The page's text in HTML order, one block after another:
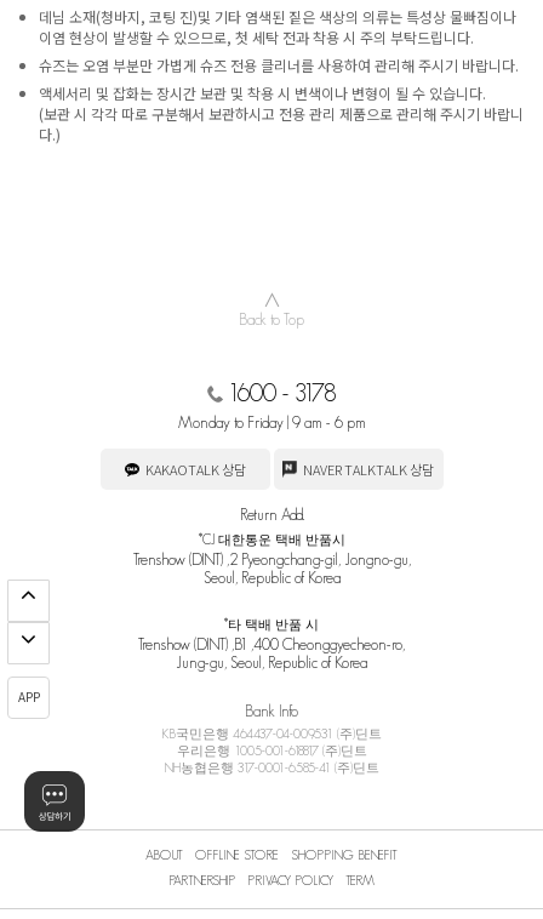
APP
데님 소재(청바지, 코팅 진)및 기타 염색된 짙은 색상의 의류는 특성상 물빠짐이나
이염 현상이 발생할 수 있으므로, 첫 세탁 전과 착용 시 주의 부탁드립니다.
슈즈는 오염 부분만 가볍게 슈즈 전용 클리너를 사용하여 관리해 주시기 바랍니다.
액세서리 및 잡화는 장시간 보관 및 착용 시 변색이나 변형이 될 수 있습니다.
(보관 시 각각 따로 구분해서 보관하시고 전용 관리 제품으로 관리해 주시기 바랍니
다.)
∧
Back to Top
1600 - 3178
Monday to Friday | 9 am - 6 pm
KAKAOTALK 상담 NAVER TALKTALK 상담
Return Add.
*CJ 대한통운 택배 반품시
Trenshow (DINT) ,2 Pyeongchang-gil, Jongno-gu,
Seoul, Republic of Korea
*타 택배 반품 시
Trenshow (DINT) ,B1 ,400 Cheonggyecheon-ro,
Jung-gu, Seoul, Republic of Korea
Bank Info
KB국민은행 464437-04-009531 (주)딘트
우리은행 1005-001-618817 (주)딘트
NH농협은행 317-0001-6585-41 (주)딘트
ABOUT OFFLINE STORE
SHOPPING BENEFIT
PARTNERSHIP
PRIVACY POLICY TERM